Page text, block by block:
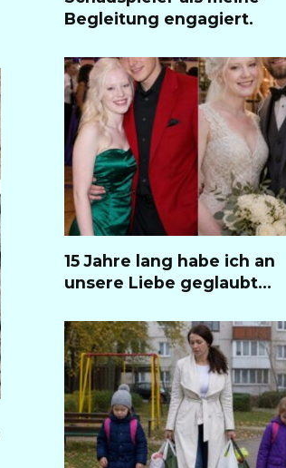
Begleitung engagiert.
15 Jahre lang habe ich an
unsere Liebe geglaubt…